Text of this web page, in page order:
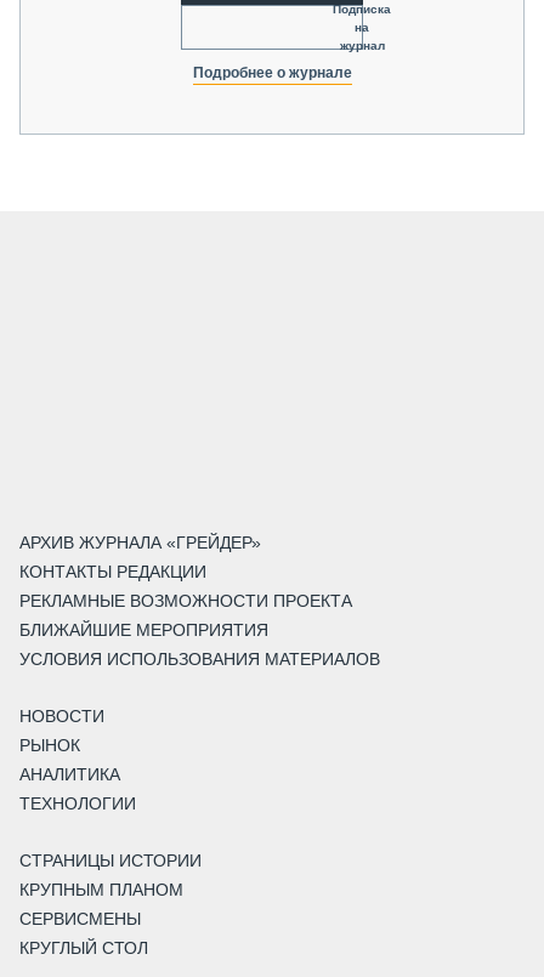
Подписка
на
журнал
Подробнее о журнале
АРХИВ ЖУРНАЛА «ГРЕЙДЕР»
КОНТАКТЫ РЕДАКЦИИ
РЕКЛАМНЫЕ ВОЗМОЖНОСТИ ПРОЕКТА
БЛИЖАЙШИЕ МЕРОПРИЯТИЯ
УСЛОВИЯ ИСПОЛЬЗОВАНИЯ МАТЕРИАЛОВ
НОВОСТИ
РЫНОК
АНАЛИТИКА
ТЕХНОЛОГИИ
СТРАНИЦЫ ИСТОРИИ
КРУПНЫМ ПЛАНОМ
СЕРВИСМЕНЫ
КРУГЛЫЙ СТОЛ